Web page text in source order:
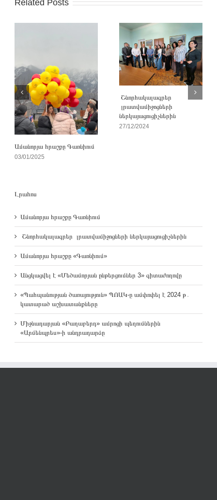
Related Posts
Ամանորյա հրաշքը Գառնիում
03/01/2025
Շնորհակալագրեր
լրատվամիջոցների
ներկայացուցիչներին
27/12/2024
Լրահոս
Ամանորյա հրաշքը Գառնիում
Շնորհակալագրեր լրատվամիջոցների ներկայացուցիչներին
Ամանորյա հրաշքը «Գառնիում»
Անցկացվել է «Մեծամորյան ընթերցումներ 3» գիտաժողովը
«Պահպանության ծառայություն» ՊՈԱԿ-ը ամփոփել է 2024 թ․
կատարած աշխատանքները
Միջնադարյան «Բաղաբերդ» ամրոցի պեղումներին
«Արմենպրես»-ի անդրադարձը